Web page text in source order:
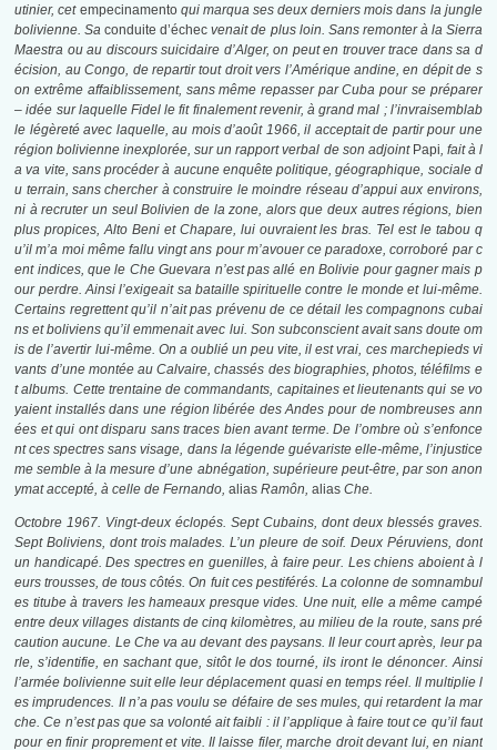
utinier, cet empecinamento qui marqua ses deux derniers mois dans la jungle
bolivienne. Saconduite d’échecvenait de plus loin. Sans remonter à la Sierra
Maestra ou au discours suicidaire d’Alger, on peut en trouver trace dans sa d
écision, au Congo, de repartir tout droit vers l’Amérique andine, en dépit de s
on extrême affaiblissement, sans même repasser par Cuba pour se préparer
– idée sur laquelle Fidel le fit finalement revenir, à grand mal ; l’invraisemblab
le légèreté avec laquelle, au mois d’août 1966, il acceptait de partir pour une
région bolivienne inexplorée, sur un rapport verbal de son adjoint Papi, fait à l
a va vite, sans procéder à aucune enquête politique, géographique, sociale d
u terrain, sans chercher à construire le moindre réseau d’appui aux environs,
ni à recruter un seul Bolivien de la zone, alors que deux autres régions, bien
plus propices, Alto Beni et Chapare, lui ouvraient les bras. Tel est le tabou q
u’il m’a moi même fallu vingt ans pour m’avouer ce paradoxe, corroboré par c
ent indices, que le Che Guevara n’est pas allé en Bolivie pour gagner mais p
our perdre. Ainsi l’exigeait sa bataille spirituelle contre le monde et lui-même.
Certains regrettent qu’il n’ait pas prévenu de ce détail les compagnons cubai
ns et boliviens qu’il emmenait avec lui. Son subconscient avait sans doute om
is de l’avertir lui-même. On a oublié un peu vite, il est vrai, ces marchepieds vi
vants d’une montée au Calvaire, chassés des biographies, photos, téléfilms e
t albums. Cette trentaine de commandants, capitaines et lieutenants qui se vo
yaient installés dans une région libérée des Andes pour de nombreuses ann
ées et qui ont disparu sans traces bien avant terme. De l’ombre où s’enfonce
nt ces spectres sans visage, dans la légende guévariste elle-même, l’injustice
me semble à la mesure d’une abnégation, supérieure peut-être, par son anon
ymat accepté, à celle de Fernando,aliasRamôn,aliasChe.
Octobre 1967. Vingt-deux éclopés. Sept Cubains, dont deux blessés graves.
Sept Boliviens, dont trois malades. L’un pleure de soif. Deux Péruviens, dont
un handicapé. Des spectres en guenilles, à faire peur. Les chiens aboient à l
eurs trousses, de tous côtés. On fuit ces pestiférés. La colonne de somnambul
es titube à travers les hameaux presque vides. Une nuit, elle a même campé
entre deux villages distants de cinq kilomètres, au milieu de la route, sans pré
caution aucune. Le Che va au devant des paysans. Il leur court après, leur pa
rle, s’identifie, en sachant que, sitôt le dos tourné, ils iront le dénoncer. Ainsi
l’armée bolivienne suit elle leur déplacement quasi en temps réel. Il multiplie l
es imprudences. Il n’a pas voulu se défaire de ses mules, qui retardent la mar
che. Ce n’est pas que sa volonté ait faibli : il l’applique à faire tout ce qu’il faut
pour en finir proprement et vite. Il laisse filer, marche droit devant lui, en niant